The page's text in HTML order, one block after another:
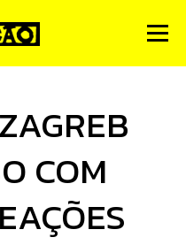
Menu
PNA Contactos
COM